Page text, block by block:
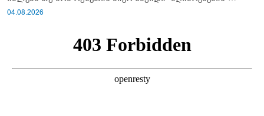
სისტემა?!
04.08.2026